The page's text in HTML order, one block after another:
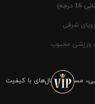
شرقی
ورزشی محبوب
مستند و کانال‌های با کیفیت